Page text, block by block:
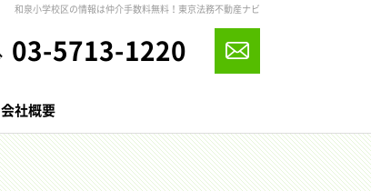
和泉小学校区の情報は仲介手数料無料！東京法務不動産ナビ
03-5713-1220
会社概要